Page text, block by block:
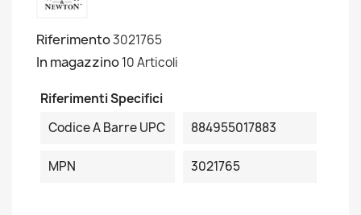
Riferimento3021765
In magazzino10 Articoli
Riferimenti Specifici
Codice A Barre UPC
884955017883
MPN 3021765